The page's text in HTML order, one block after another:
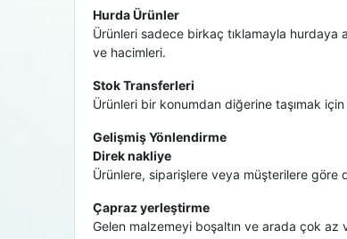
Hurda Ürünler
Ürünleri sadece birkaç tıklamayla hurdaya
ve hacimleri.
Stok Transferleri
Ürünleri bir konumdan diğerine taşımak
Gelişmiş Yönlendirme
Direk nakliye
Ürünlere, siparişlere veya müşterilere
Çapraz yerleştirme
Gelen malzemeyi boşaltın ve arada çok